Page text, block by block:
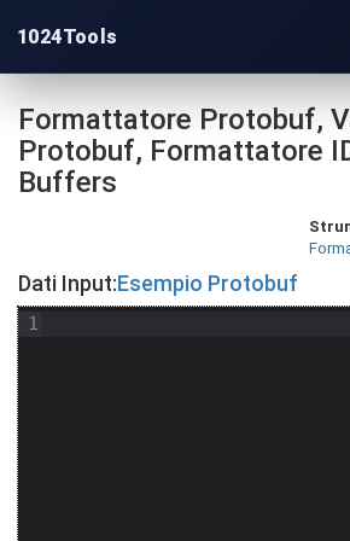
1024Tools
Formattatore Protobuf,
Protobuf, Formattatore
Buffers
Dati Input:Esempio Protobuf
1